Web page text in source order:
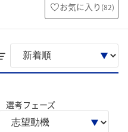
お気に入り (82)
選考フェーズ